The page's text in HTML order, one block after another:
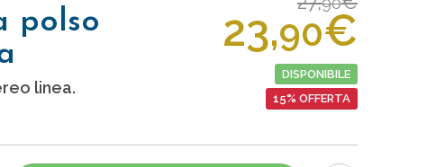
polso
linea.
23,90€
DISPONIBILE
15% OFFERTA